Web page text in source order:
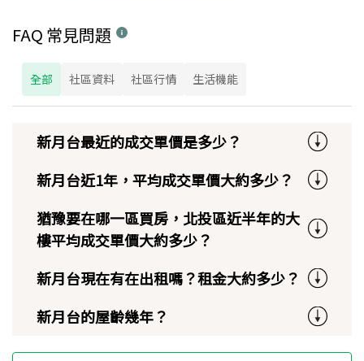
FAQ 常見問題
全部 社區資料 社區行情 生活機能
新月台最近的成交單價是多少？
新月台近1年，平均成交單價大約多少？
猶豫要在哪一區買房，北投區近半年的大
樓平均成交單價大約多少？
新月台現在有在出租嗎？租金大約多少？
新月台的屋齡幾年？